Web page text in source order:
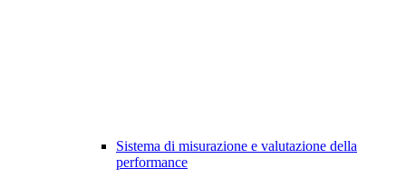
Sistema di misurazione e valutazione della
performance